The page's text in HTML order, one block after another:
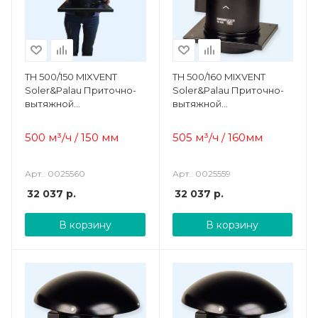
TH 500/150 MIXVENT
Soler&Palau Приточно-
вытяжной
вентилятор
500 м³/ч / 150 мм
Арт.: 0025560
32 037 р.
В корзину
TH 500/160 MIXVENT
Soler&Palau Приточно-
вытяжной
вентилятор
505 м³/ч / 160мм
Арт.: 0025559
32 037 р.
В корзину